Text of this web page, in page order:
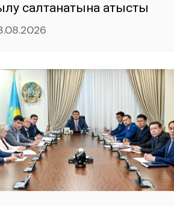
салтанатына қатысты